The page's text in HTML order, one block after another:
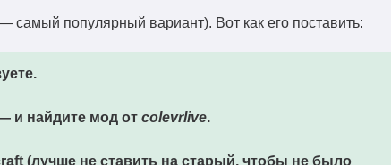
самый популярный вариант). Вот как его поставить:
и найдите мод от colevrlive.
(лучше не ставить на старый, чтобы не было